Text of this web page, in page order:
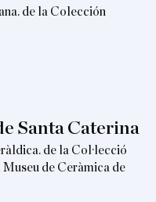
de la Colección
Santa Caterina
de la Col·lecció
de Ceràmica de